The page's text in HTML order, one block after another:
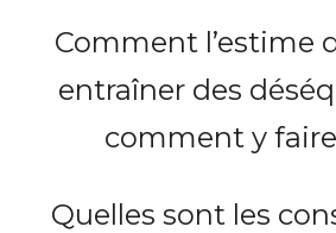
Comment l’estime
entraîner des
comment y
Quelles sont les